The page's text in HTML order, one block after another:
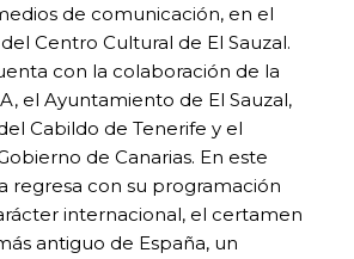
de comunicación, en el
Centro Cultural de El Sauzal.
con la colaboración de la
el Ayuntamiento de El Sauzal,
Cabildo de Tenerife y el
de Canarias. En este
regresa con su programación
internacional, el certamen
antiguo de España, un